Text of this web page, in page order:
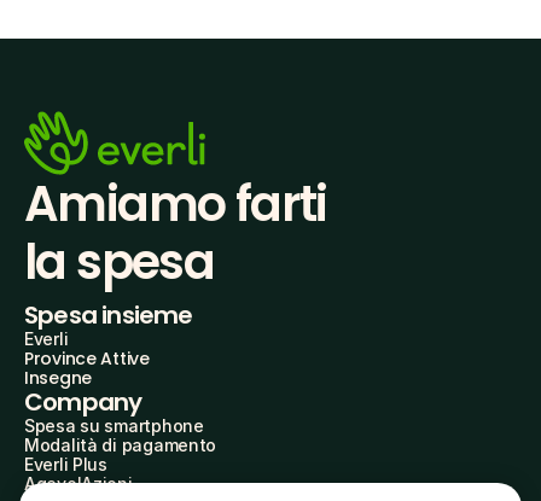
Amiamo farti
la spesa
Spesa insieme
Everli
Province Attive
Insegne
Company
Spesa su smartphone
Modalità di pagamento
Everli Plus
AgevolAzioni